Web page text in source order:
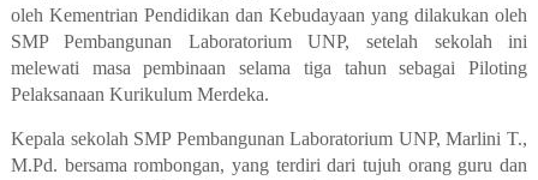
oleh Kementrian Pendidikan dan Kebudayaan yang dilakukan oleh
SMP Pembangunan Laboratorium UNP, setelah sekolah ini
melewati masa pembinaan selama tiga tahun sebagai Piloting
Pelaksanaan Kurikulum Merdeka.
Kepala sekolah SMP Pembangunan Laboratorium UNP, Marlini T.,
M.Pd. bersama rombongan, yang terdiri dari tujuh orang guru dan